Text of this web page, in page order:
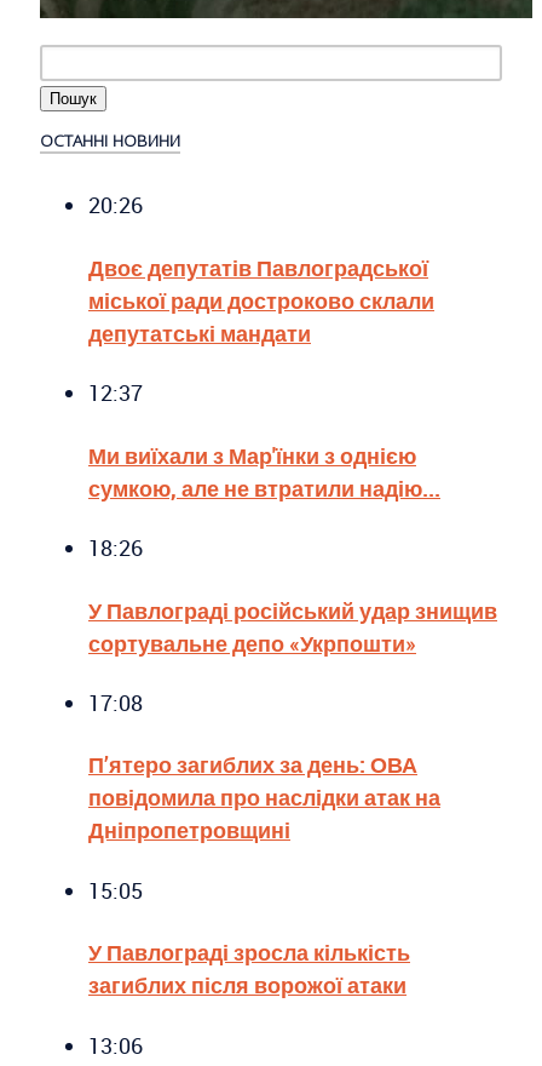
ОСТАННІ НОВИНИ
20:26
Двоє депутатів Павлоградської
міської ради достроково склали
депутатські мандати
12:37
Ми виїхали з Мар'їнки з однією
сумкою, але не втратили надію...
18:26
У Павлограді російський удар знищив
сортувальне депо «Укрпошти»
17:08
П’ятеро загиблих за день: ОВА
повідомила про наслідки атак на
Дніпропетровщині
15:05
У Павлограді зросла кількість
загиблих після ворожої атаки
13:06